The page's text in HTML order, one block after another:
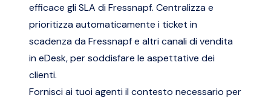
efficace gli SLA di Fressnapf. Centralizza e
prioritizza automaticamente i ticket in
scadenza da Fressnapf e altri canali di vendita
in eDesk, per soddisfare le aspettative dei
clienti.
Fornisci ai tuoi agenti il contesto necessario per